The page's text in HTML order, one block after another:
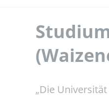
„Die